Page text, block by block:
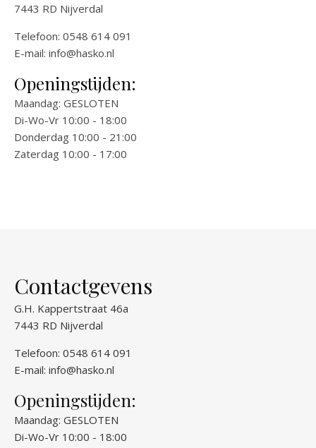
7443 RD Nijverdal
Telefoon: 0548 614 091
E-mail: info@hasko.nl
Openingstijden:
Maandag: GESLOTEN
Di-Wo-Vr 10:00 - 18:00
Donderdag 10:00 - 21:00
Zaterdag 10:00 - 17:00
Contactgevens
G.H. Kappertstraat 46a
7443 RD Nijverdal
Telefoon: 0548 614 091
E-mail: info@hasko.nl
Openingstijden:
Maandag: GESLOTEN
Di-Wo-Vr 10:00 - 18:00